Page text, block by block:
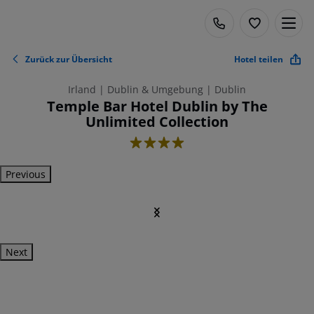
Zurück zur Übersicht Hotel teilen
Irland | Dublin & Umgebung | Dublin
Temple Bar Hotel Dublin by The
Unlimited Collection
4
Previous
Next